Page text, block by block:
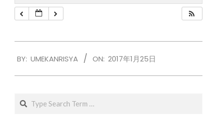
01-
BY: UMEKANRISYA ON: 2017年1月25日
Search